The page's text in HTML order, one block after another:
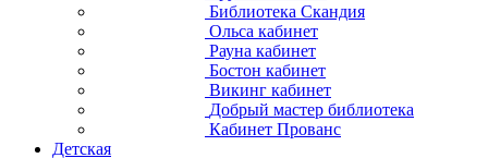
Библиотека Скандия
Ольса кабинет
Рауна кабинет
Бостон кабинет
Викинг кабинет
Добрый мастер библиотека
Кабинет Прованс
Детская